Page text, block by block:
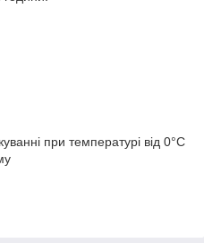
при температурі від 0°C